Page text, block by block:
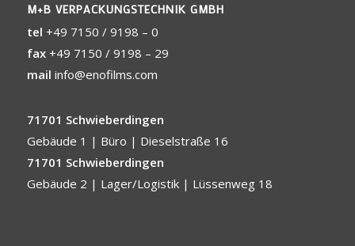
M+B VERPACKUNGSTECHNIK GMBH
tel +49 7150 / 9198 – 0
fax +49 7150 / 9198 – 29
mail info@enofilms.com
71701 Schwieberdingen
Gebäude 1 | Büro | Dieselstraße 16
71701 Schwieberdingen
Gebäude 2 | Lager/Logistik | Lüssenweg 18